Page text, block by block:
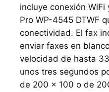
incluye conexión WiFi
Pro WP-4545 DTWF
conectividad. El fax
enviar faxes en
velocidad de hasta
unos tres segundos
de 200 x 100 o de